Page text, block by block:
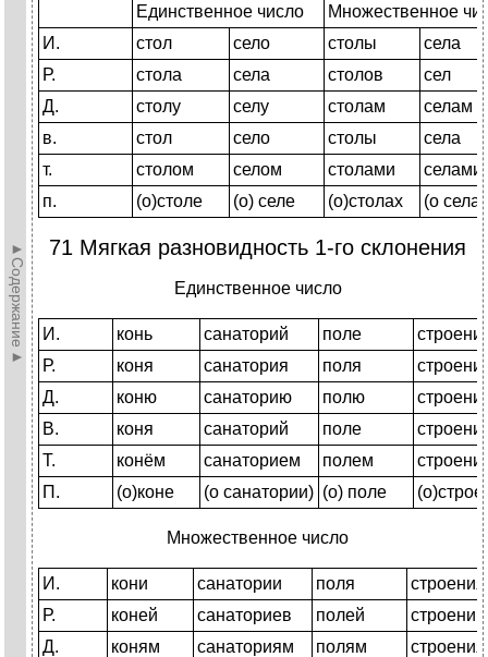
►Содержание►
Единственное число
Множественное
И.
стол село столы
села
Р.
стола села столов
сел
Д.
столу селу столам
селам
в.
стол село столы
села
т.
столом селом столами
селами
п.
(о)столе (о) селе (о)столах (о
71 Мягкая разновидность 1-го склонения
Единственное число
И. конь санаторий поле
Р.
коня санатория поля
Д.
коню санаторию полю
В.
коня санаторий поле
Т.
конём санаторием полем
П.
(о)коне (о санатории) (о) поле
Множественное число
И. кони санатории поля
строения
Р.
коней санаториев полей
строений
Д.
коням санаториям полям